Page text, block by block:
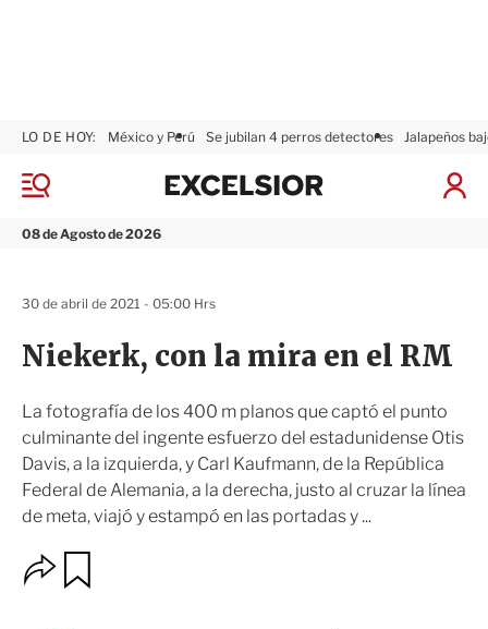
M
n
08 de Agosto de 2026
LO DE HOY: México y Perú Se jubilan 4 perros detectores Jalapeños
I
n
x
Niekerk, con la mira en el RM
La fotografía de los 400 m planos que captó el punto
culminante del ingente esfuerzo del estadunidense Otis
Davis, a la izquierda, y Carl Kaufmann, de la República
Federal de Alemania, a la derecha, justo al cruzar la línea
de meta, viajó y estampó en las portadas y ...
30 de abril de 2021 - 05:00 Hrs
O
p